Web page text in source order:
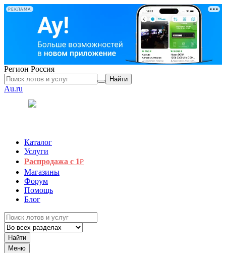
РЕКЛАМА
Регион Россия
Найти
Au.ru
Каталог
Услуги
Распродажа с 1₽
Магазины
Форум
Помощь
Блог
Найти
Меню